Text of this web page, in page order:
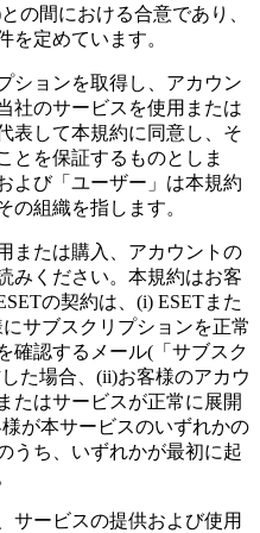
との間における合意であり、
を定めています。
ションを取得し、アカウン
社のサービスを使用または
表して本規約に同意し、そ
とを保証するものとしま
よび「ユーザー」は本規約
の組織を指します。
または購入、アカウントの
みください。本規約はお客
の契約は、(i) ESETまた
サブスクリプションを正常
確認するメール(「 サブスク
した場合、(ii)お客様のアカウ
たはサービスが正常に展開
が本サービスのいずれかの
うち、いずれかが最初に起
サービスの提供および使用